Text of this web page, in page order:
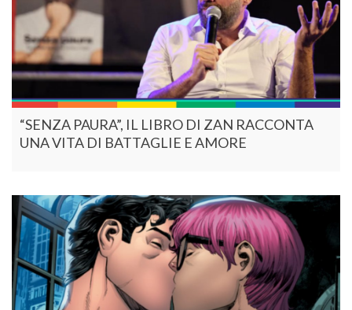
“SENZA PAURA”, IL LIBRO DI ZAN RACCONTA
UNA VITA DI BATTAGLIE E AMORE